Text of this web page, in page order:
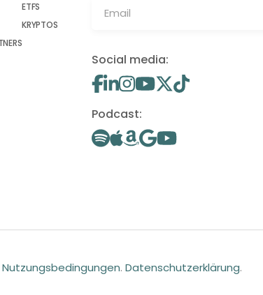
ETFS
KRYPTOS
Social media:
Podcast:
Nutzungsbedingungen. Datenschutzerklärung.